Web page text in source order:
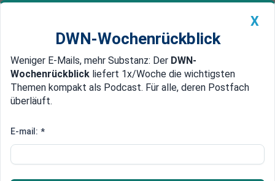
Newsticker MEIN DWN: Geldanlage Premium
Edelmetalle DWN-Magazin China
Petition gegen Verbot von Bargeld
Die Bargeldabschaffung kommt
wegen der Niedrigzinspolitik
X
DWN-Wochenrückblick
Weniger E-Mails, mehr Substanz: Der DWN-
Wochenrückblick liefert 1x/Woche die wichtigsten
Themen kompakt als Podcast. Für alle, deren Postfach
überläuft.
E-mail: *